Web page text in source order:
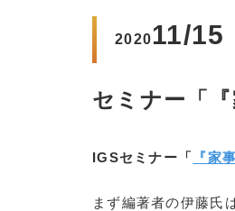
202011/15
セミナー「
IGSセミナー「 『家
まず編著者の伊藤氏